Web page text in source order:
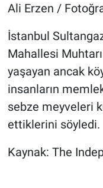
Ali Erzen /
İstanbul
Mahallesi
yaşayan ancak
insanların
sebze meyveleri
ettiklerini söyledi.
Kaynak: The